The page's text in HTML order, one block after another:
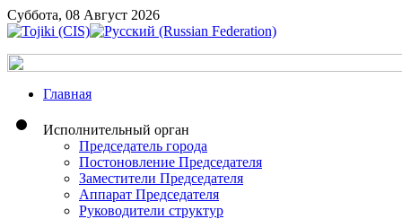
Суббота, 08 Август 2026
Главная
Исполнительный орган
Председатель города
Постоновление Председателя
Заместители Председателя
Аппарат Председателя
Руководители структур